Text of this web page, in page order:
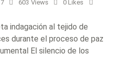
603 Views 0 Likes
indagación al tejido de
durante el proceso de paz
El silencio de los